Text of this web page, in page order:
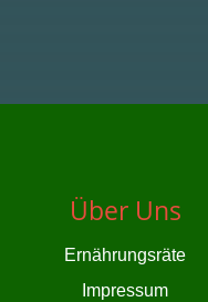
Über Uns
Ernährungsräte
Impressum